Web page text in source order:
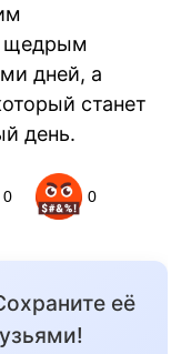
щедрым
дней, а
станет
день.
0 0
её